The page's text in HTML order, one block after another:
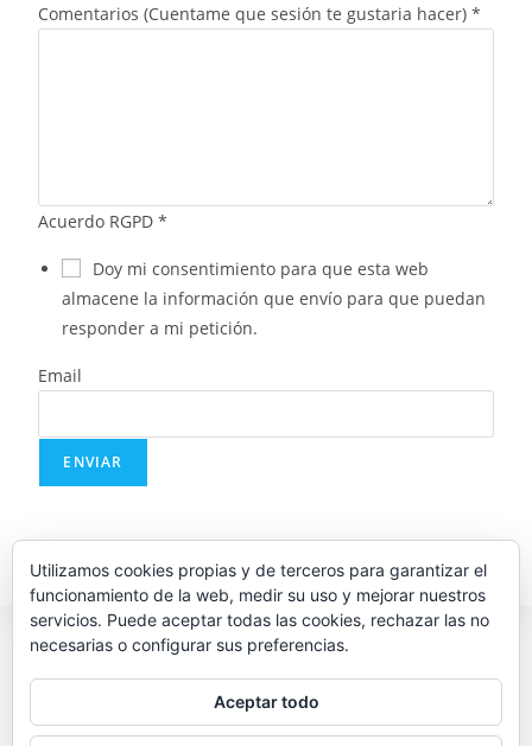
Comentarios (Cuentame que sesión te gustaria hacer)*
Acuerdo RGPD*
Doy mi consentimiento para que esta web
almacene la información que envío para que puedan
responder a mi petición.
Email
ENVIAR
|FOTÓGRAFO EN PONTEVEDRA | FOTÓGRAFO DE
BOOKS | FOTÓGRAFO DE BODAS PONTEVEDRA |
FOTÓGRAFO DE DESNUDO| FOTOGRAFO DE
Utilizamos cookies propias y de terceros para garantizar el
funcionamiento de la web, medir su uso y mejorar nuestros
servicios. Puede aceptar todas las cookies, rechazar las no
necesarias o configurar sus preferencias.
Aceptar todo